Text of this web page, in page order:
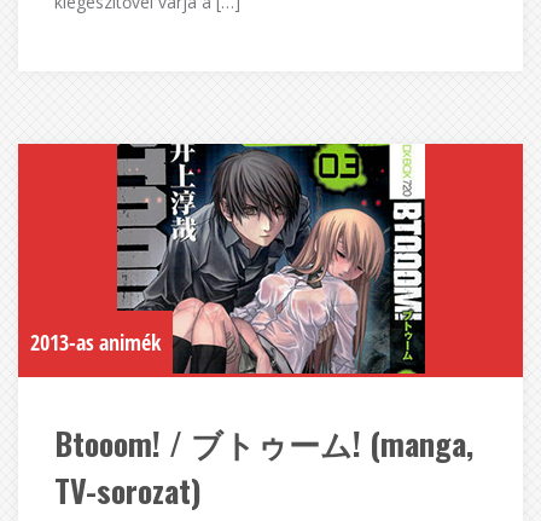
2013-as animék
Btooom! / ブトゥーム! (manga,
TV-sorozat)